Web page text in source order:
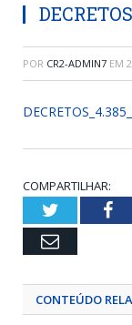
POR CR2-ADMIN7 EM
COMPARTILHAR:
Twitter
Email
CONTEÚDO